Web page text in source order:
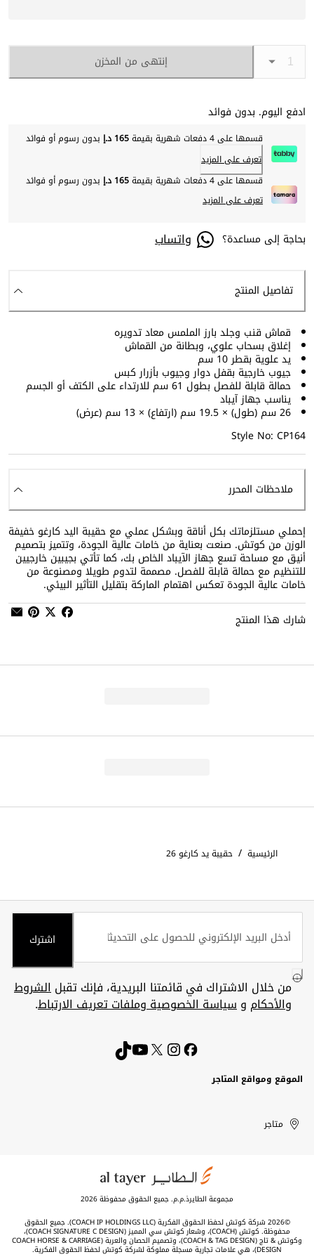
إنتهى من المخزن
ادفع اليوم. بدون فوائد
قسمها على 4 دفعات شهرية بقيمة 165 د.إ
بدون رسوم أو فوائد
تعرف على المزيد
قسمها على 4 دفعات شهرية بقيمة
165 د.إ
بدون رسوم أو فوائد
تعرف على المزيد
بحاجة إلى مساعدة؟ واتساب
تفاصيل المنتج
قماش قنب وجلد بارز الملمس معاد تدويره
إغلاق بسحاب علوي، وبطانة من القماش
يد علوية بقطر 10 سم
جيوب خارجية بقفل دوار وجيوب بأزرار كبس
حمالة قابلة للفصل بطول 61 سم للارتداء على الكتف أو الجسم
يناسب جهاز آيباد
26 سم (طول) × 19.5 سم (ارتفاع) × 13 سم (عرض)
Style No: CP164
ملاحظات المحرر
إحملي مستلزماتك بكل أناقة وبشكل عملي مع حقيبة اليد كارغو خفيفة
الوزن من كوتش. صنعت بعناية من خامات عالية الجودة، وتتميز بتصميم
أنيق مع مساحة تسع جهاز الآيباد الخاص بك، كما تأتي بجيبين خارجيين
للتنظيم مع حمالة قابلة للفصل. مصممة لتدوم طويلا ومصنوعة من
خامات عالية الجودة تعكس اهتمام الماركة بتقليل التأثير البيئي.
شارك هذا المنتج
الرئيسية / حقيبة يد كارغو 26
اشترك
من خلال الاشتراك في قائمتنا البريدية، فإنك تقبلالشروط
والأحكام وسياسة الخصوصية وملفات تعريف الارتباط.
الموقع ومواقع المتاجر
United
Arab
Kuwait
الإمارات
العربية
الكويت
متاجر
مجموعة الطايرذ.م.م. جميع الحقوق محفوظة 2026
©2026 شركة كوتش لحفظ الحقوق الفكرية (COACH IP HOLDINGS LLC). جميع الحقوق
محفوظة. كوتش (COACH)، وشعار كوتش سي المميز (COACH SIGNATURE C DESIGN)،
وكوتش & تاج (COACH & TAG DESIGN)، وتصميم الحصان والعربة (COACH HORSE & CARRIAGE
DESIGN)، هي علامات تجارية مسجلة مملوكة لشركة كوتش لحفظ الحقوق الفكرية.